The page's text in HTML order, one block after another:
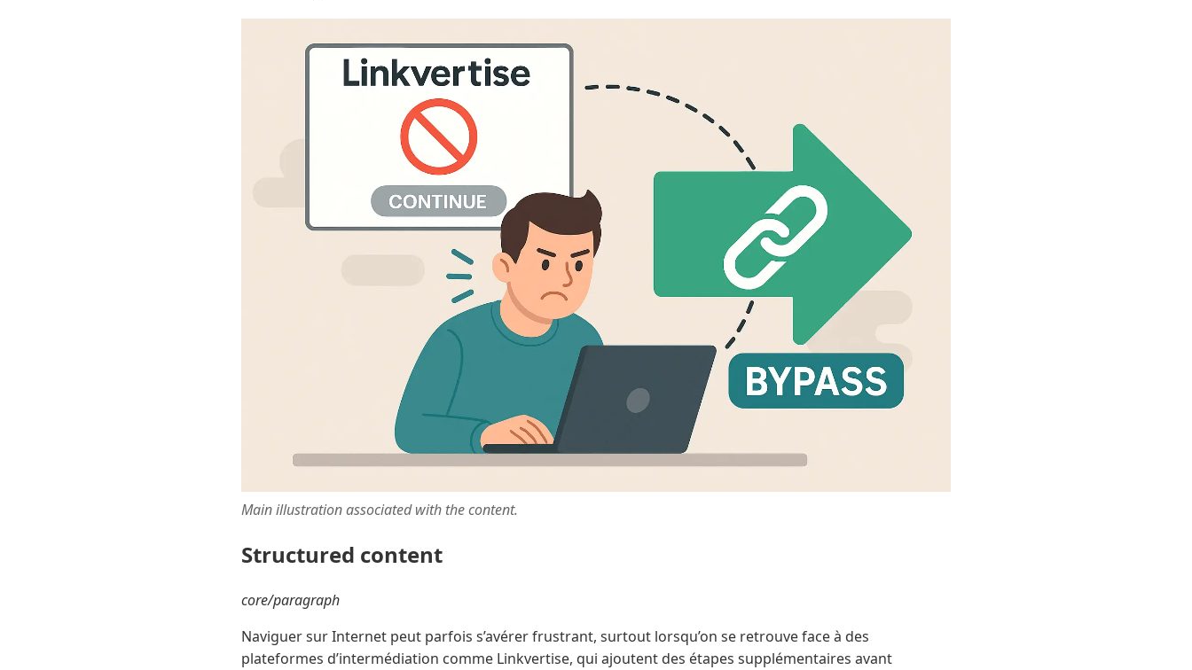
Main illustration associated with the content.
Structured content
core/paragraph
Naviguer sur Internet peut parfois s’avérer frustrant, surtout lorsqu’on se retrouve face à des
plateformes d’intermédiation comme Linkvertise, qui ajoutent des étapes supplémentaires avant